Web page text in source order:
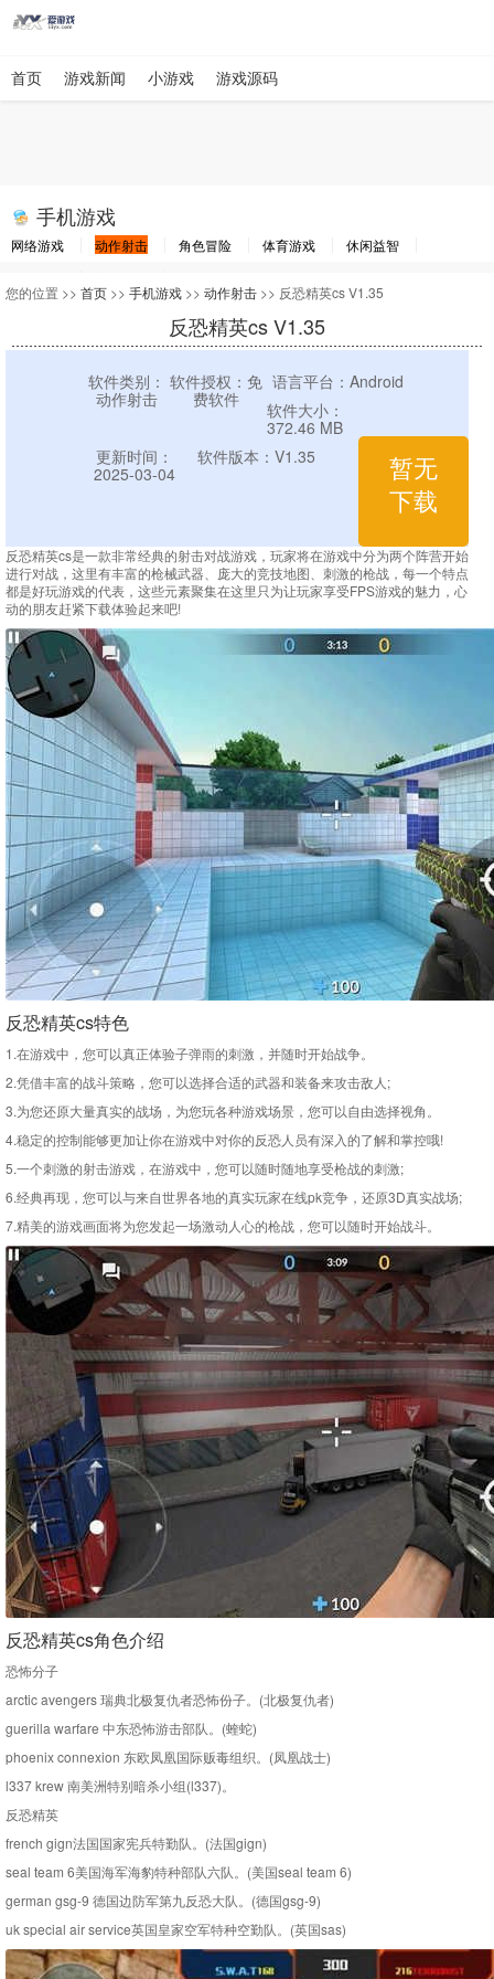
首页 游戏新闻 小游戏 游戏源码
手机游戏
网络游戏 动作射击 角色冒险 体育游戏
休闲益智
您的位置 >> 首页 >> 手机游戏 >> 动作射击 >> 反恐精英cs V1.35
反恐精英cs V1.35
软件类别：
动作射击
软件授权：免
费软件
语言平台：Android
软件大小：
372.46 MB
更新时间：
2025-03-04
软件版本：V1.35
暂无
下载
反恐精英cs是一款非常经典的射击对战游戏，玩家将在游戏中分为两个阵营开始
进行对战，这里有丰富的枪械武器、庞大的竞技地图、刺激的枪战，每一个特点
都是好玩游戏的代表，这些元素聚集在这里只为让玩家享受FPS游戏的魅力，心
动的朋友赶紧下载体验起来吧!
反恐精英cs特色
1.在游戏中，您可以真正体验子弹雨的刺激，并随时开始战争。
2.凭借丰富的战斗策略，您可以选择合适的武器和装备来攻击敌人;
3.为您还原大量真实的战场，为您玩各种游戏场景，您可以自由选择视角。
4.稳定的控制能够更加让你在游戏中对你的反恐人员有深入的了解和掌控哦!
5.一个刺激的射击游戏，在游戏中，您可以随时随地享受枪战的刺激;
6.经典再现，您可以与来自世界各地的真实玩家在线pk竞争，还原3D真实战场;
7.精美的游戏画面将为您发起一场激动人心的枪战，您可以随时开始战斗。
反恐精英cs角色介绍
恐怖分子
arctic avengers 瑞典北极复仇者恐怖份子。(北极复仇者)
guerilla warfare 中东恐怖游击部队。(蝰蛇)
phoenix connexion 东欧凤凰国际贩毒组织。(凤凰战士)
l337 krew 南美洲特别暗杀小组(l337)。
反恐精英
french gign法国国家宪兵特勤队。(法国gign)
seal team 6美国海军海豹特种部队六队。(美国seal team 6)
german gsg-9 德国边防军第九反恐大队。(德国gsg-9)
uk special air service英国皇家空军特种空勤队。(英国sas)